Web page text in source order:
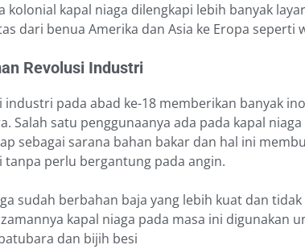
kolonial kapal niaga dilengkapi lebih banyak
dari benua Amerika dan Asia ke Eropa seperti
Revolusi Industri
industri pada abad ke-18 memberikan banyak
Salah satu penggunaanya ada pada kapal
sebagai sarana bahan bakar dan hal ini
tanpa perlu bergantung pada angin.
sudah berbahan baja yang lebih kuat dan
kapal niaga pada masa ini digunakan
dan bijih besi